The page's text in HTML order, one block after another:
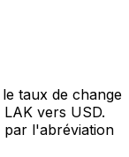
taux de change
vers USD.
par l'abréviation